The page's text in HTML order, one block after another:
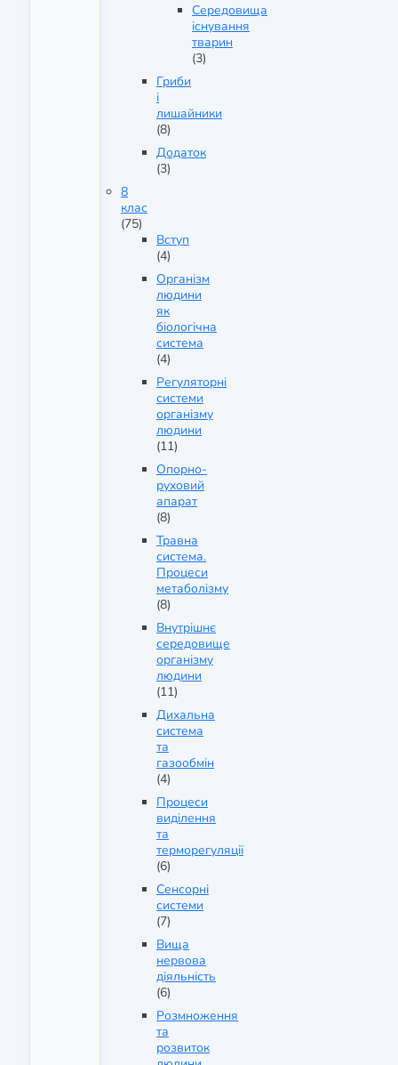
Середовища
існування
тварин
(3)
Гриби
і
лишайники
(8)
Додаток
(3)
8
клас
(75)
Вступ
(4)
Організм
людини
як
біологічна
система
(4)
Регуляторні
системи
організму
людини
(11)
Опорно-
руховий
апарат
(8)
Травна
система.
Процеси
метаболізму
(8)
Внутрішнє
середовище
організму
людини
(11)
Дихальна
система
та
газообмін
(4)
Процеси
виділення
та
терморегуляції
(6)
Сенсорні
системи
(7)
Вища
нервова
діяльність
(6)
Розмноження
та
розвиток